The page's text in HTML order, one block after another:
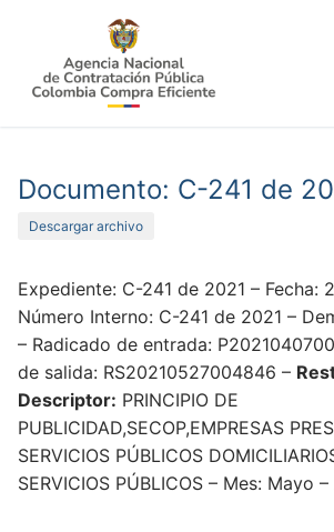
contenido
Documento: C-241 de
Descargar archivo
Expediente: C-241 de 2021 – Fecha:
Número Interno: C-241 de 2021 –
– Radicado de entrada:
de salida: RS20210527004846 –
Descriptor: PRINCIPIO DE
PUBLICIDAD,SECOP,EMPRESAS
SERVICIOS PÚBLICOS
SERVICIOS PÚBLICOS – Mes: Mayo